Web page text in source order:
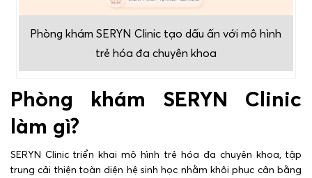
Phòng khám SERYN Clinic tạo dấu ấn với mô hình
trẻ hóa đa chuyên khoa
Phòng khám SERYN Clinic
làm gì?
SERYN Clinic triển khai mô hình trẻ hóa đa chuyên khoa, tập
trung cải thiện toàn diện hệ sinh học nhằm khôi phục cân bằng